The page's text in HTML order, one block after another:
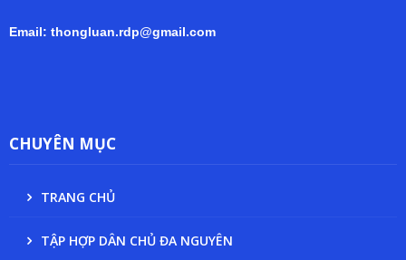
Email: thongluan.rdp@gmail.com
CHUYÊN MỤC
TRANG CHỦ
TẬP HỢP DÂN CHỦ ĐA NGUYÊN